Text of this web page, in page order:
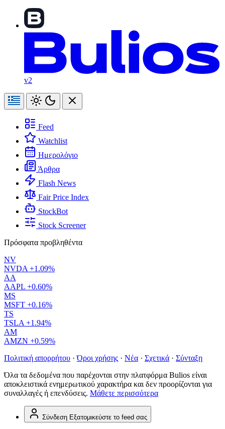
v2
Feed
Watchlist
Ημερολόγιο
Άρθρα
Flash News
Fair Price Index
StockBot
Stock Screener
Πρόσφατα προβληθέντα
NV
NVDA +1.09%
AA
AAPL +0.60%
MS
MSFT +0.16%
TS
TSLA +1.94%
AM
AMZN +0.59%
Πολιτική απορρήτου · Όροι χρήσης · Νέα · Σχετικά · Σύνταξη
Όλα τα δεδομένα που παρέχονται στην πλατφόρμα Bulios είναι
αποκλειστικά ενημερωτικού χαρακτήρα και δεν προορίζονται για
συναλλαγές ή επενδύσεις. Μάθετε περισσότερα
Σύνδεση Εξατομικεύστε το feed σας